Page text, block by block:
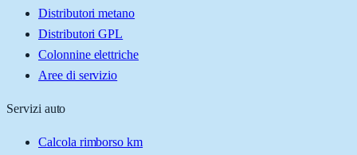
Distributori metano
Distributori GPL
Colonnine elettriche
Aree di servizio
Servizi auto
Calcola rimborso km